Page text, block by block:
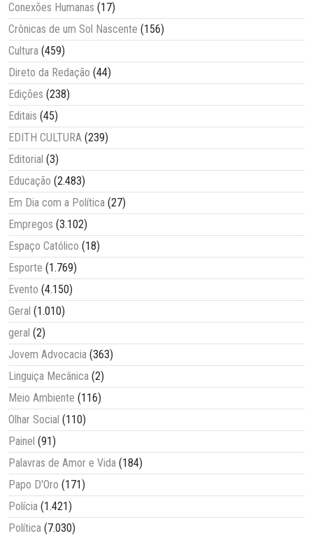
Conexões Humanas (17)
Crônicas de um Sol Nascente (156)
Cultura (459)
Direto da Redação (44)
Edições (238)
Editais (45)
EDITH CULTURA (239)
Editorial (3)
Educação (2.483)
Em Dia com a Política (27)
Empregos (3.102)
Espaço Católico (18)
Esporte (1.769)
Evento (4.150)
Geral (1.010)
geral (2)
Jovem Advocacia (363)
Linguiça Mecânica (2)
Meio Ambiente (116)
Olhar Social (110)
Painel (91)
Palavras de Amor e Vida (184)
Papo D'Oro (171)
Polícia (1.421)
Política (7.030)